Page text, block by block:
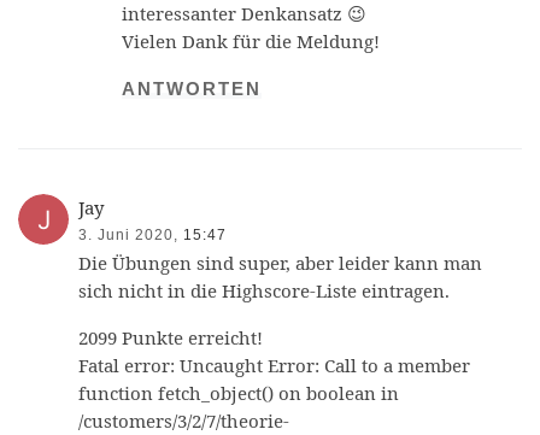
interessanter Denkansatz 😉
Vielen Dank für die Meldung!
ANTWORTEN
Jay
3. Juni 2020, 15:47
Die Übungen sind super, aber leider kann man
sich nicht in die Highscore-Liste eintragen.
2099 Punkte erreicht!
Fatal error: Uncaught Error: Call to a member
function fetch_object() on boolean in
/customers/3/2/7/theorie-